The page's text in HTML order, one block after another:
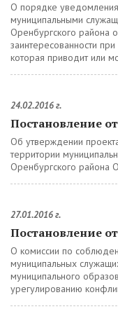
О порядке
муниципальными
Оренбургского района
заинтересованности
которая приводит или
24.02.2016 г.
Постановление
Об утверждении
территории
Оренбургского района
27.01.2016 г.
Постановление
О комиссии по
муниципальных
муниципального
урегулированию